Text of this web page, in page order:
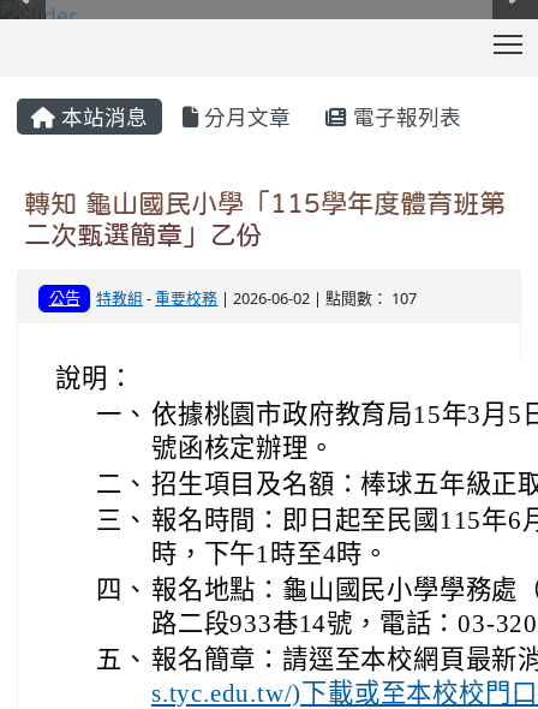
本站消息 分月文章 電子報列表
轉知 龜山國民小學「115學年度體育班第
二次甄選簡章」乙份
公告 特教組 -重要校務 | 2026-06-02 | 點閱數： 107
說明：
一、 依據桃園市政府教育局15年3月5
號函核定辦理。
二、 招生項目及名額：棒球五年級正
三、 報名時間：即日起至民國115年6
時，下午1時至4時。
四、 報名地點：龜山國民小學學務處
路二段933巷14號，電話：03-
五、 報名簡章：請逕至本校網頁最新
s.tyc.edu.tw/)下載或至本校校門